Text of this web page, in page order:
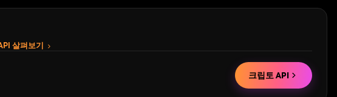
살펴보기
크립토 API